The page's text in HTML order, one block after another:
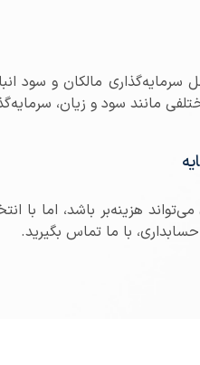
مالکان و سود
مانند سود و زیان،
هزینه‌بر باشد، اما
با ما تماس بگیرید.